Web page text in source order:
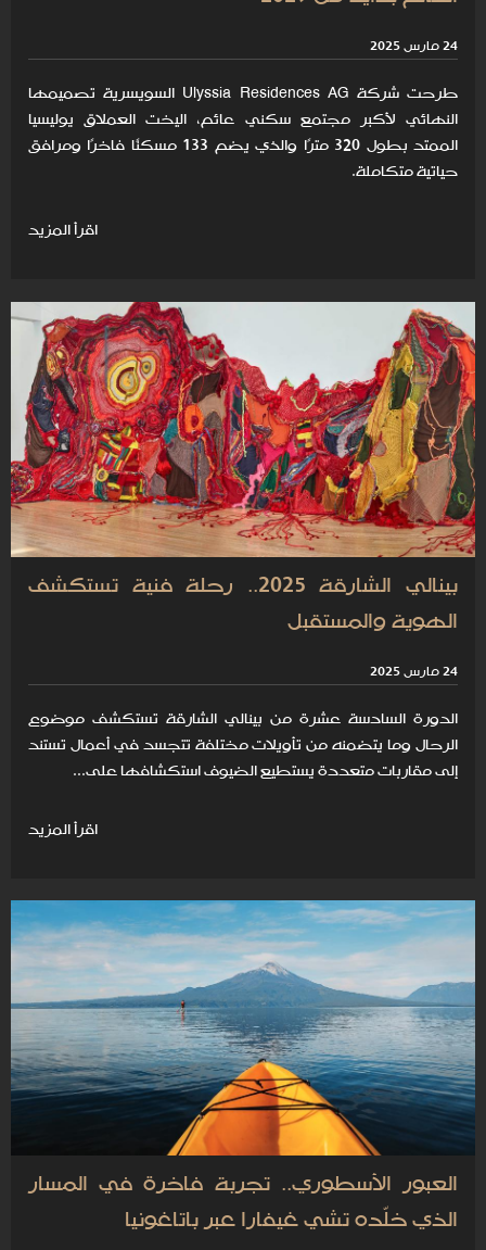
24 مارس 2025
طرحت شركة Ulyssia Residences AG السويسرية تصميمها
النهائي لأكبر مجتمع سكني عائم، اليخت العملاق يوليسيا
الممتد بطول 320 مترًا والذي يضم 133 مسكنًا فاخرًا ومرافق
حياتية متكاملة.
اقرأ المزيد
بينالي الشارقة 2025.. رحلة فنية تستكشف
الهوية والمستقبل
24 مارس 2025
الدورة السادسة عشرة من بينالي الشارقة تستكشف موضوع
الرحال وما يتضمنه من تأويلات مختلفة تتجسد في أعمال تستند
إلى مقاربات متعددة يستطيع الضيوف استكشافها على...
اقرأ المزيد
العبور الأسطوري.. تجربة فاخرة في المسار
الذي خلّده تشي غيفارا عبر باتاغونيا